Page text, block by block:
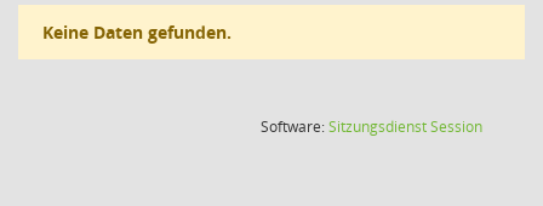
Keine Daten gefunden.
Software:SitzungsdienstSession(Wird in